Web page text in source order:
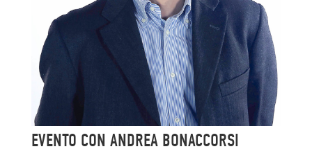
EVENTO CON ANDREA BONACCORSI